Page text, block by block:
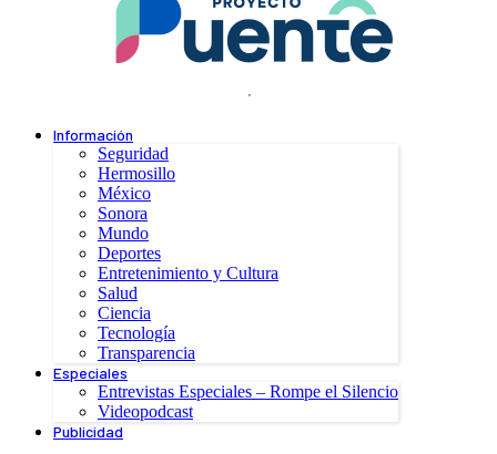
.
Información
Seguridad
Hermosillo
México
Sonora
Mundo
Deportes
Entretenimiento y Cultura
Salud
Ciencia
Tecnología
Transparencia
Especiales
Entrevistas Especiales – Rompe el Silencio
Videopodcast
Publicidad